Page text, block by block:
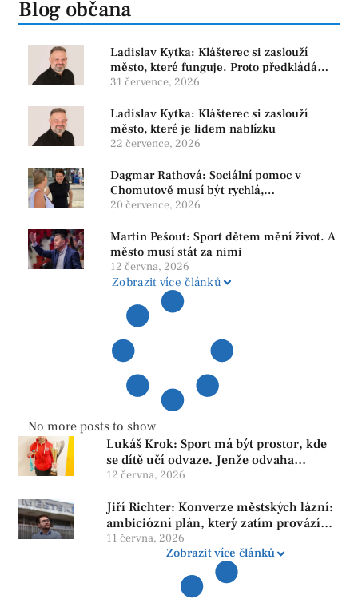
Blog občana
Ladislav Kytka: Klášterec si zaslouží
město, které funguje. Proto předkládáme
program, který řeší skutečné problémy
31 července, 2026
Ladislav Kytka: Klášterec si zaslouží
město, které je lidem nablízku
22 července, 2026
Dagmar Rathová: Sociální pomoc v
Chomutově musí být rychlá,
srozumitelná a férová. Ne udržovat lidi v
20 července, 2026
Martin Pešout: Sport dětem mění život. A
město musí stát za nimi
12 června, 2026
Zobrazit více článků
No more posts to show
Lukáš Krok: Sport má být prostor, kde
se dítě učí odvaze. Jenže odvaha
neroste tam, kde se bojí udělat chybu.
12 června, 2026
Jiří Richter: Konverze městských lázní:
ambiciózní plán, který zatím provází
více otazníků než jistot
11 června, 2026
Zobrazit více článků